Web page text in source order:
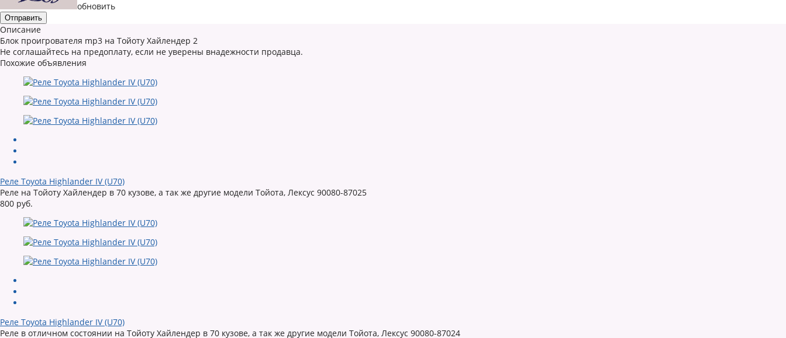
обновить
Описание
Блок проигрователя mp3 на Тойоту Хайлендер 2
Не соглашайтесь на предоплату, если не уверены внадежности продавца.
Похожие объявления
Реле Toyota Highlander IV (U70)
Реле на Тойоту Хайлендер в 70 кузове, а так же другие модели Тойота, Лексус 90080-87025
800 руб.
Реле Toyota Highlander IV (U70)
Реле в отличном состоянии на Тойоту Хайлендер в 70 кузове, а так же другие модели Тойота, Лексус 90080-87024